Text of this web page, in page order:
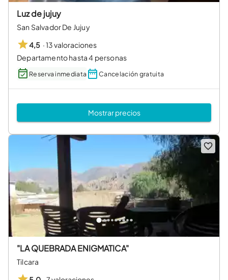
Luz de jujuy
San Salvador De Jujuy
4,5 ·13 valoraciones
Departamento hasta 4 personas
Reserva inmediata Cancelación gratuita
Mostrar precios
"LA QUEBRADA ENIGMATICA"
Tilcara